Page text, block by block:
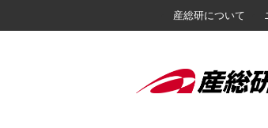
産総研について